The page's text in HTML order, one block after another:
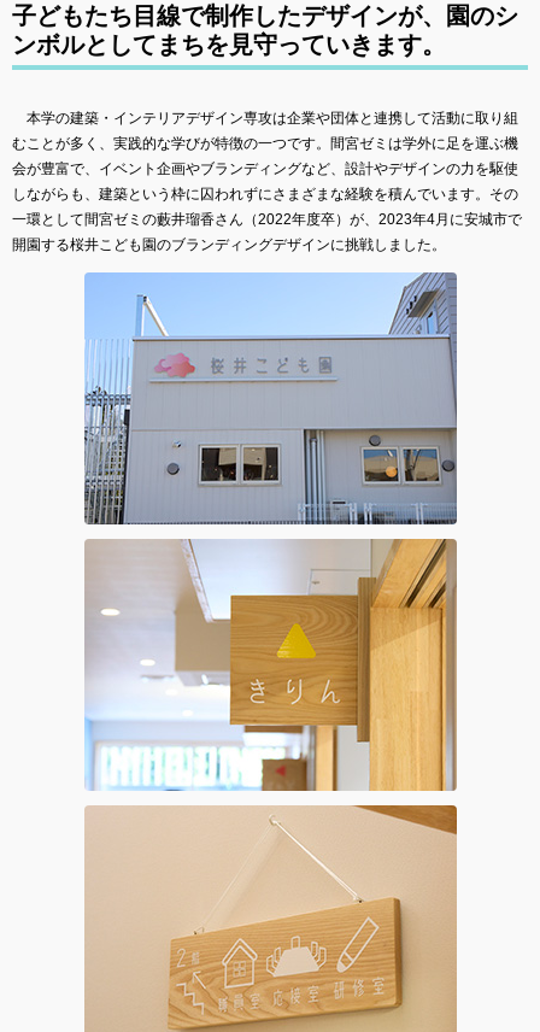
子どもたち目線で制作したデザインが、園のシ
ンボルとしてまちを見守っていきます。
本学の建築・インテリアデザイン専攻は企業や団体と連携して活動に取り組
むことが多く、実践的な学びが特徴の一つです。間宮ゼミは学外に足を運ぶ機
会が豊富で、イベント企画やブランディングなど、設計やデザインの力を駆使
しながらも、建築という枠に囚われずにさまざまな経験を積んでいます。その
一環として間宮ゼミの藪井瑠香さん（2022年度卒）が、2023年4月に安城市で
開園する桜井こども園のブランディングデザインに挑戦しました。